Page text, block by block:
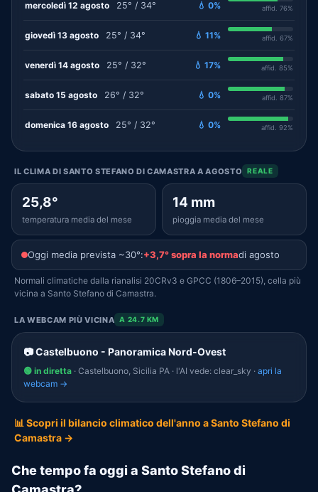
mercoledì 12 agosto 25° / 34° 💧 0% affid. 76%
giovedì 13 agosto 25° / 34° 💧 11% affid. 67%
venerdì 14 agosto 25° / 32° 💧 17% affid. 85%
sabato 15 agosto 26° / 32° 💧 0% affid. 87%
domenica 16 agosto 25° / 32° 💧 0% affid. 92%
IL CLIMA DI SANTO STEFANO DI CAMASTRA A AGOSTO REALE
25,8°
temperatura media del mese
14 mm
pioggia media del mese
Oggi media prevista ~30°:+3,7° sopra la normadi agosto
Normali climatiche dalla rianalisi 20CRv3 e GPCC (1806–2015), cella più
vicina a Santo Stefano di Camastra.
LA WEBCAM PIÙ VICINA A 24.7 KM
📷 Castelbuono - Panoramica Nord-Ovest
🟢 in diretta · Castelbuono, Sicilia PA · l'AI vede: clear_sky · apri la
webcam →
📊 Scopri il bilancio climatico dell'anno a Santo Stefano di
Camastra →
Che tempo fa oggi a Santo Stefano di